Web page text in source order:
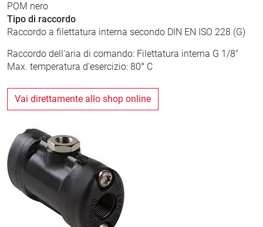
POM nero
Tipo di raccordo
Raccordo a filettatura interna secondo DIN EN ISO 228 (G)
Raccordo dell'aria di comando: Filettatura interna G 1/8"
Max. temperatura d'esercizio: 80° C
Vai direttamente allo shop online